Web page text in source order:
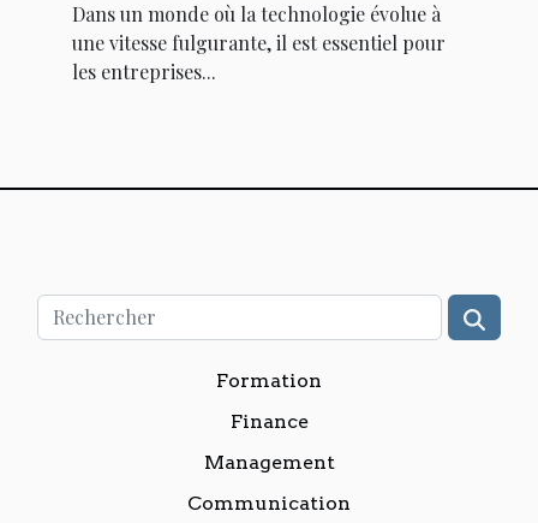
Dans un monde où la technologie évolue à
une vitesse fulgurante, il est essentiel pour
les entreprises...
Formation
Finance
Management
Communication